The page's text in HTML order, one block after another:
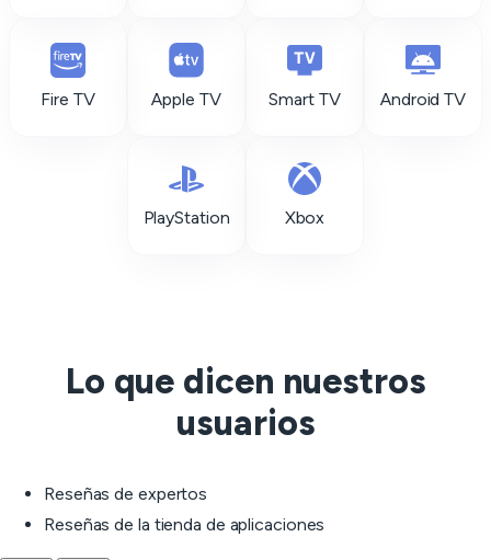
Fire TV Apple TV Smart TV Android TV
PlayStation Xbox
Lo que dicen nuestros
usuarios
Reseñas de expertos
Reseñas de la tienda de aplicaciones